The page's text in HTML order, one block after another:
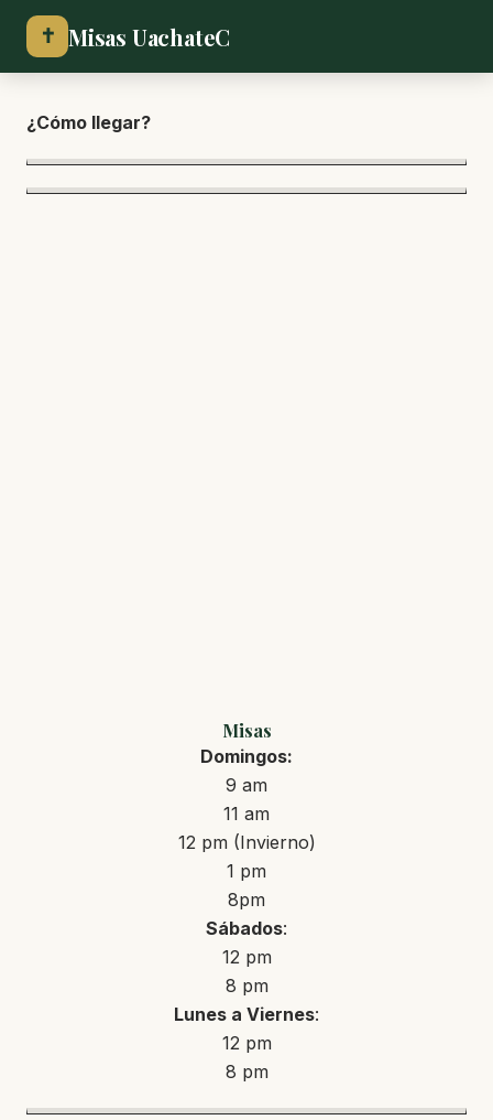
✝ Misas UachateC
¿Cómo llegar?
Misas
Domingos:
9 am
11 am
12 pm (Invierno)
1 pm
8pm
Sábados:
12 pm
8 pm
Lunes a Viernes:
12 pm
8 pm